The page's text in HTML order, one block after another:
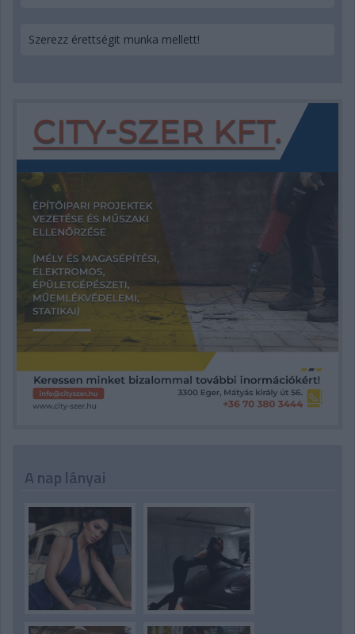
Szerezz érettségit munka mellett!
A nap lányai